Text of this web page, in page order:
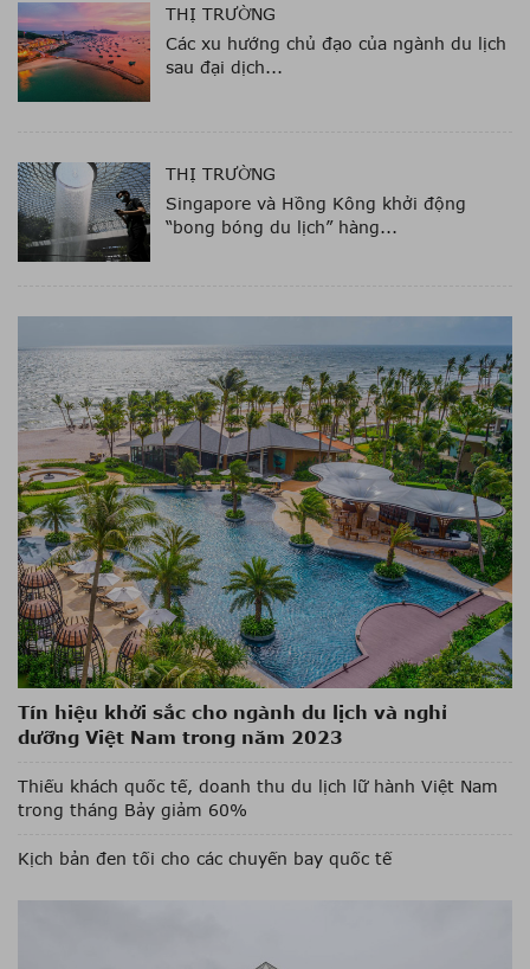
THỊ TRƯỜNG
Các xu hướng chủ đạo của ngành du lịch
sau đại dịch...
THỊ TRƯỜNG
Singapore và Hồng Kông khởi động
“bong bóng du lịch” hàng...
Tín hiệu khởi sắc cho ngành du lịch và nghỉ
dưỡng Việt Nam trong năm 2023
Thiếu khách quốc tế, doanh thu du lịch lữ hành Việt Nam
trong tháng Bảy giảm 60%
Kịch bản đen tối cho các chuyến bay quốc tế